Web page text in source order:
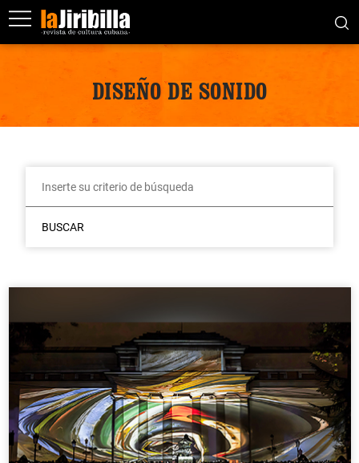
DISEÑO DE SONIDO
BUSCAR